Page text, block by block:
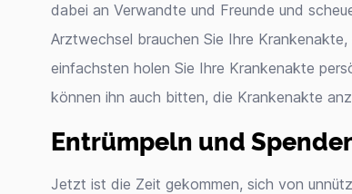
dabei an Verwandte und Freunde und
Arztwechsel brauchen Sie Ihre
einfachsten holen Sie Ihre Krankenakte
können ihn auch bitten, die Krankenakte
Entrümpeln und
Jetzt ist die Zeit gekommen, sich von